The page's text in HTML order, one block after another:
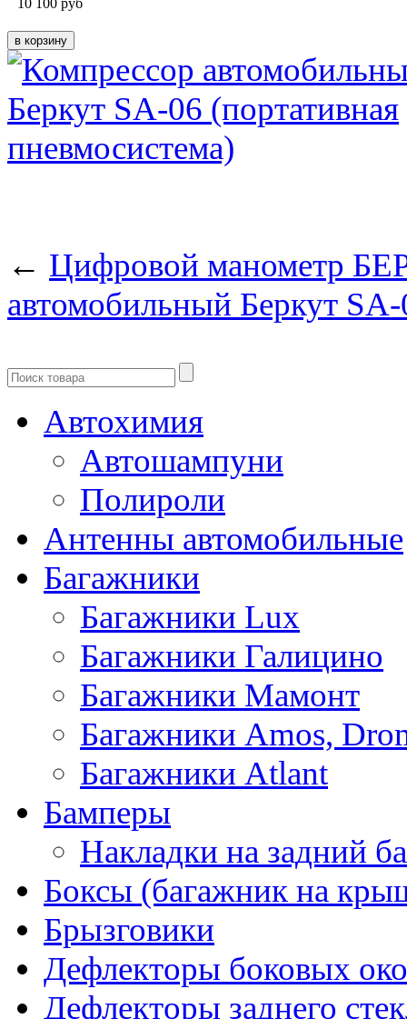
← Цифровой манометр
автомобильный Беркут
Автохимия
Автошампуни
Полироли
Антенны автомобильные
Багажники
Багажники Lux
Багажники Галицино
Багажники Мамонт
Багажники Amos,
Багажники Atlant
Бамперы
Накладки на задний
Боксы (багажник на
Брызговики
Дефлекторы боковых
Дефлекторы заднего